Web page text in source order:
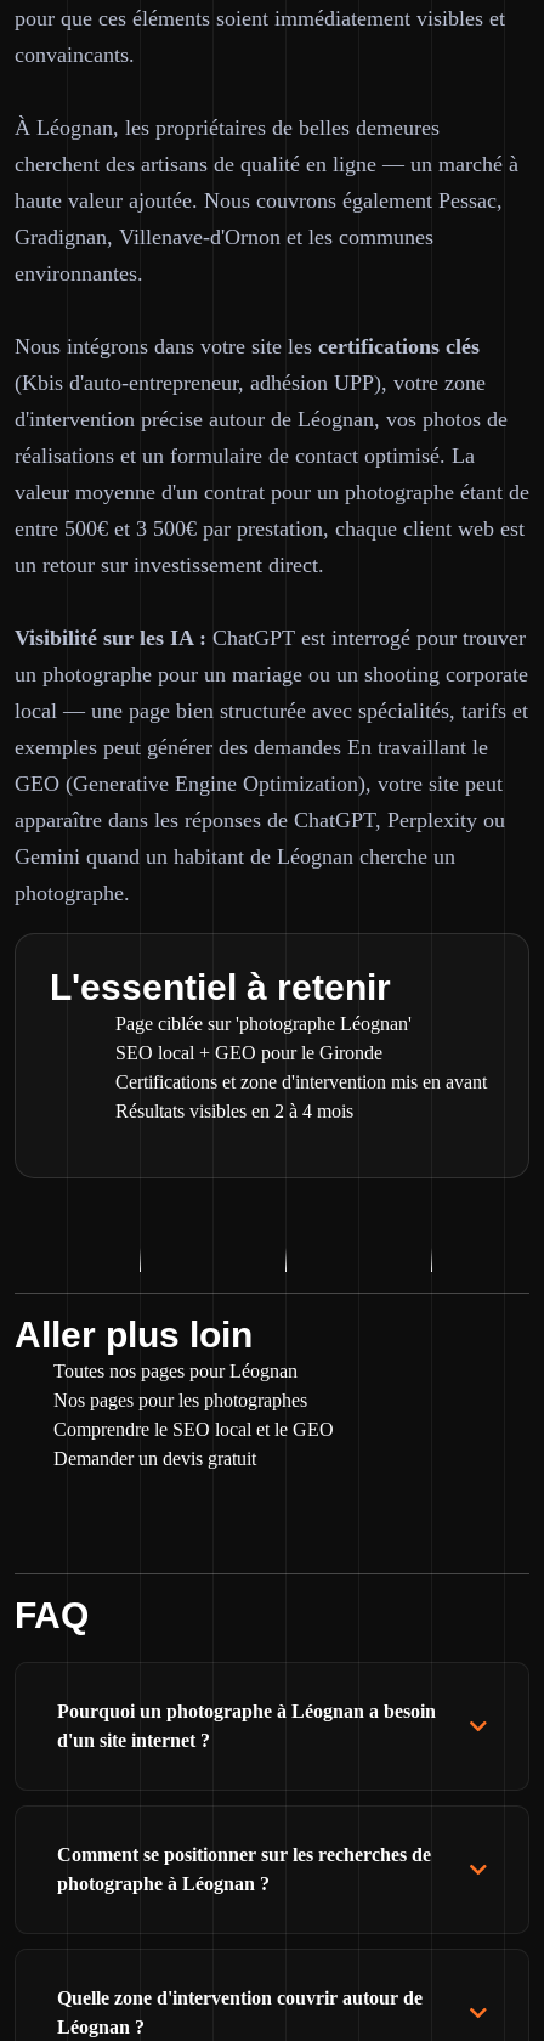
pour que ces éléments soient immédiatement visibles et
convaincants.
À Léognan, les propriétaires de belles demeures
cherchent des artisans de qualité en ligne — un marché à
haute valeur ajoutée. Nous couvrons également Pessac,
Gradignan, Villenave-d'Ornon et les communes
environnantes.
Nous intégrons dans votre site les certifications clés
(Kbis d'auto-entrepreneur, adhésion UPP), votre zone
d'intervention précise autour de Léognan, vos photos de
réalisations et un formulaire de contact optimisé. La
valeur moyenne d'un contrat pour un photographe étant de
entre 500€ et 3 500€ par prestation, chaque client web est
un retour sur investissement direct.
Visibilité sur les IA : ChatGPT est interrogé pour trouver
un photographe pour un mariage ou un shooting corporate
local — une page bien structurée avec spécialités, tarifs et
exemples peut générer des demandes En travaillant le
GEO (Generative Engine Optimization), votre site peut
apparaître dans les réponses de ChatGPT, Perplexity ou
Gemini quand un habitant de Léognan cherche un
photographe.
L'essentiel à retenir
Page ciblée sur 'photographe Léognan'
SEO local + GEO pour le Gironde
Certifications et zone d'intervention mis en avant
Résultats visibles en 2 à 4 mois
Aller plus loin
Toutes nos pages pour Léognan
Nos pages pour les photographes
Comprendre le SEO local et le GEO
Demander un devis gratuit
FAQ
Pourquoi un photographe à Léognan a besoin
d'un site internet ?
Comment se positionner sur les recherches de
photographe à Léognan ?
Quelle zone d'intervention couvrir autour de
Léognan ?